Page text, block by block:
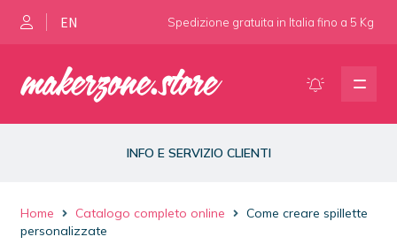
EN Spedizione gratuita in Italia fino a 5 Kg
navigazione
contenuto
Presse per spillette e magneti
Fustelle e ricambi
INFO E SERVIZIO CLIENTI
Home Catalogo completo online
Come creare spillette
personalizzate